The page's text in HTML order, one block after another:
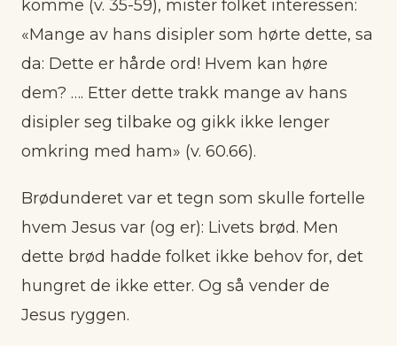
komme (v. 35-59), mister folket interessen:
«Mange av hans disipler som hørte dette, sa
da: Dette er hårde ord! Hvem kan høre
dem? …. Etter dette trakk mange av hans
disipler seg tilbake og gikk ikke lenger
omkring med ham» (v. 60.66).
Brødunderet var et tegn som skulle fortelle
hvem Jesus var (og er): Livets brød. Men
dette brød hadde folket ikke behov for, det
hungret de ikke etter. Og så vender de
Jesus ryggen.